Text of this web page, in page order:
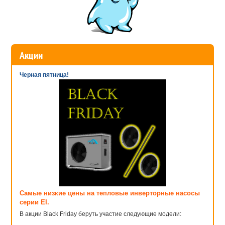
обращайтесь за консультацией к опытным менеджерам нашего
Акции
Черная пятница!
Самые низкие цены на тепловые инверторные насосы
серии EI.
В акции Black Friday беруть участие следующие модели: